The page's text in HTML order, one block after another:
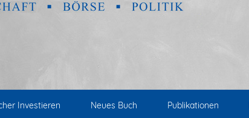
Investieren Neues Buch Publikationen